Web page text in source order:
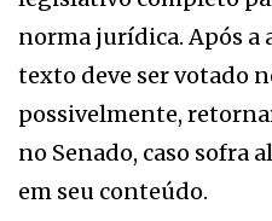
norma jurídica. Após a
texto deve ser votado
possivelmente,
no Senado, caso sofra
em seu conteúdo.